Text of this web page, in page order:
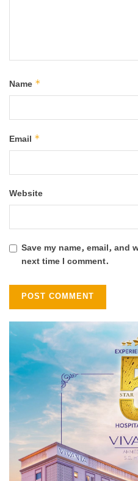
Name *
Email *
Website
Save my name, email, and
next time I comment.